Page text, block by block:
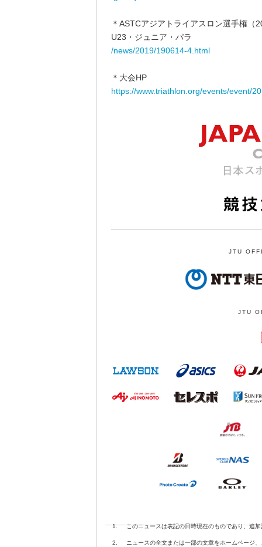
＊ASTCアジアトライアスロン選手権
U23・ジュニア・パラ
/news/2019/190614-4.html
＊大会HP
https://www.triathlon.org/events/event/
JTU
JTU
1. このニュースは表記の日時現在のものであり、追
2.
ニュースの全文または一部の文章をホームページ